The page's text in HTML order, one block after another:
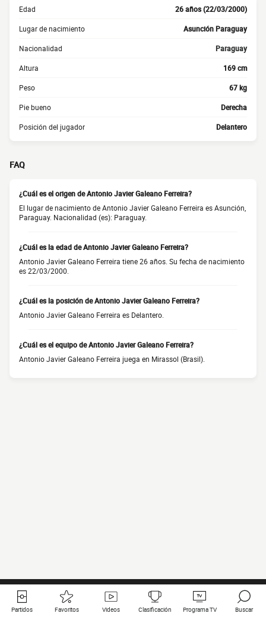
Edad 26 años (22/03/2000)
Lugar de nacimiento Asunción Paraguay
Nacionalidad Paraguay
Altura 169 cm
Peso 67 kg
Pie bueno Derecha
Posición del jugador Delantero
FAQ
¿Cuál es el origen de Antonio Javier Galeano Ferreira?
El lugar de nacimiento de Antonio Javier Galeano Ferreira es Asunción,
Paraguay. Nacionalidad (es): Paraguay.
¿Cuál es la edad de Antonio Javier Galeano Ferreira?
Antonio Javier Galeano Ferreira tiene 26 años. Su fecha de nacimiento
es 22/03/2000.
¿Cuál es la posición de Antonio Javier Galeano Ferreira?
Antonio Javier Galeano Ferreira es Delantero.
¿Cuál es el equipo de Antonio Javier Galeano Ferreira?
Antonio Javier Galeano Ferreira juega en Mirassol (Brasil).
Partidos Favoritos Videos Clasificación Programa TV Buscar